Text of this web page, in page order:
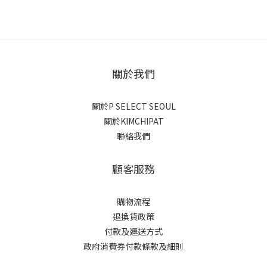
關於我們
關於P SELECT SEOUL
關於KIMCHIPAT
聯絡我們
顧客服務
購物流程
退換貨政策
付款及運送方式
政府消費券付款條款及細則